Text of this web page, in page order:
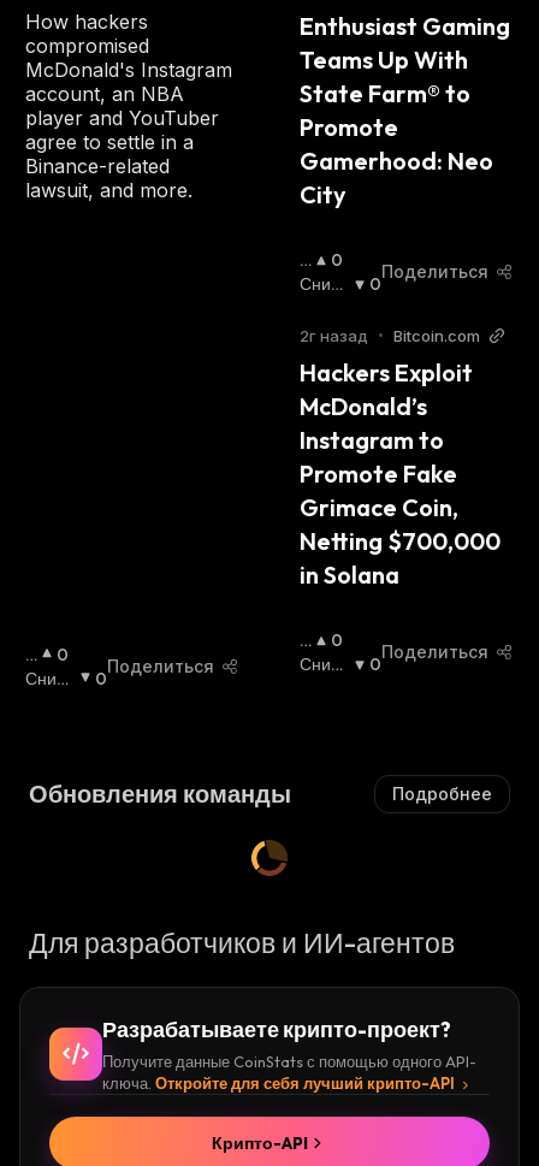
How hackers
compromised
McDonald's Instagram
account, an NBA
player and YouTuber
agree to settle in a
Binance-related
lawsuit, and more.
П
О
Ю
0
Сниж
0
Поделиться
А
Ю
Щ
И
Й
С
:
Enthusiast Gaming
Teams Up With
State Farm® to
Promote
Gamerhood: Neo
City
П
О
Ы
А
Ю
Щ
И
Й
С
:
0
Сниж
Йся:
0
Поделиться
2г назад • Bitcoin.com
Hackers Exploit
McDonald’s
Instagram to
Promote Fake
Grimace Coin,
Netting $700,000
in Solana
П
О
0
Сниж
0
Поделиться
Обновления команды Подробнее
Для разработчиков и ИИ-агентов
Разрабатываете крипто-проект?
Получите данные CoinStats с помощью одного API-
ключа. Откройте для себя лучший крипто-API
Крипто-API